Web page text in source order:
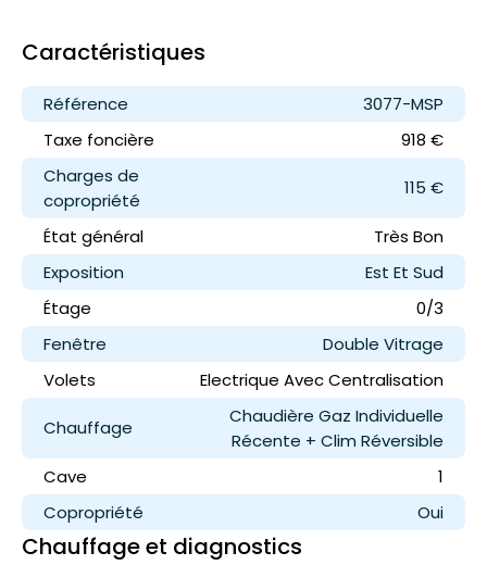
Caractéristiques
Référence
3077-MSP
Taxe foncière
918 €
Charges de
copropriété
115 €
État général
Très Bon
Exposition
Est Et Sud
Étage
0/3
Fenêtre
Double Vitrage
Volets
Electrique Avec Centralisation
Chauffage
Chaudière Gaz Individuelle
Récente + Clim Réversible
Cave
1
Copropriété
Oui
Chauffage et diagnostics